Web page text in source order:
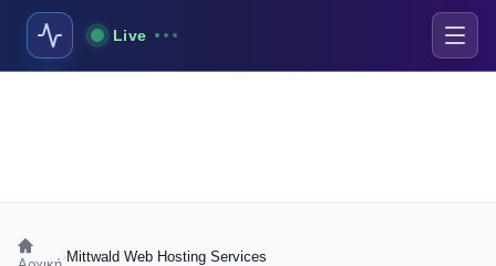
Live
Mittwald Web Hosting Services